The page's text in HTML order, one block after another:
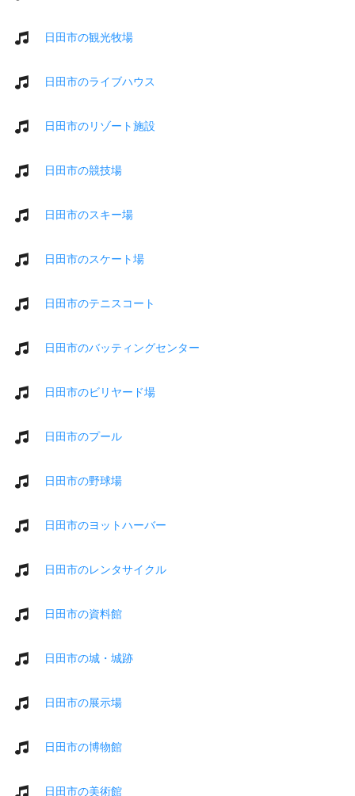
日田市の観光牧場
日田市のライブハウス
日田市のリゾート施設
日田市の競技場
日田市のスキー場
日田市のスケート場
日田市のテニスコート
日田市のバッティングセンター
日田市のビリヤード場
日田市のプール
日田市の野球場
日田市のヨットハーバー
日田市のレンタサイクル
日田市の資料館
日田市の城・城跡
日田市の展示場
日田市の博物館
日田市の美術館